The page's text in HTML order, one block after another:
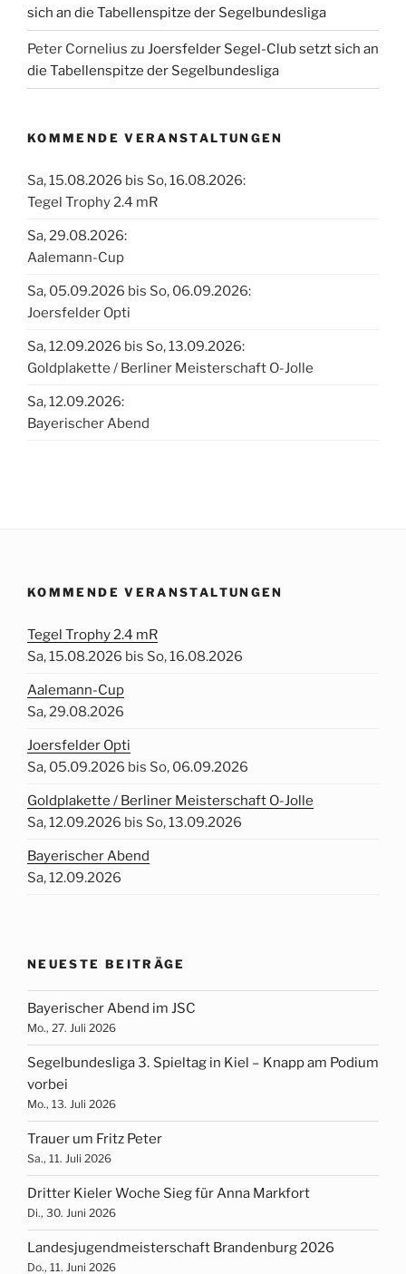
sich an die Tabellenspitze der Segelbundesliga
Peter Cornelius zu Joersfelder Segel-Club setzt sich an
die Tabellenspitze der Segelbundesliga
KOMMENDE VERANSTALTUNGEN
Sa, 15.08.2026 bis So, 16.08.2026:
Tegel Trophy 2.4 mR
Sa, 29.08.2026:
Aalemann-Cup
Sa, 05.09.2026 bis So, 06.09.2026:
Joersfelder Opti
Sa, 12.09.2026 bis So, 13.09.2026:
Goldplakette / Berliner Meisterschaft O-Jolle
Sa, 12.09.2026:
Bayerischer Abend
KOMMENDE VERANSTALTUNGEN
Tegel Trophy 2.4 mR
Sa, 15.08.2026 bis So, 16.08.2026
Aalemann-Cup
Sa, 29.08.2026
Joersfelder Opti
Sa, 05.09.2026 bis So, 06.09.2026
Goldplakette / Berliner Meisterschaft O-Jolle
Sa, 12.09.2026 bis So, 13.09.2026
Bayerischer Abend
Sa, 12.09.2026
NEUESTE BEITRÄGE
Bayerischer Abend im JSC
Mo., 27. Juli 2026
Segelbundesliga 3. Spieltag in Kiel – Knapp am Podium
vorbei
Mo., 13. Juli 2026
Trauer um Fritz Peter
Sa., 11. Juli 2026
Dritter Kieler Woche Sieg für Anna Markfort
Di., 30. Juni 2026
Landesjugendmeisterschaft Brandenburg 2026
Do., 11. Juni 2026